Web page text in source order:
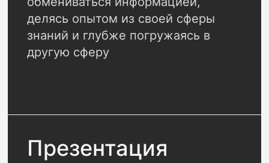
делясь опытом из своей сферы
знаний и глубже погружаясь в
другую сферу
Презентация